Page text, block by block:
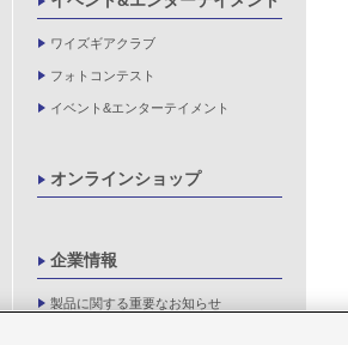
ワイズギアクラブ
フォトコンテスト
イベント&エンターテイメント
オンラインショップ
企業情報
製品に関する重要なお知らせ